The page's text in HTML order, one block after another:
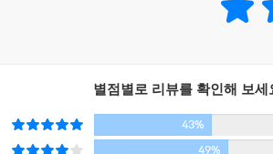
별점별로 리뷰를 확인해 보세
43%
49%